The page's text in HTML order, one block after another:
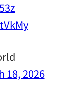
18, 2026